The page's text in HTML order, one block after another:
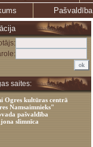
Pašvaldība
saites:
Ogres kultūras centrā
Namsaimnieks"
pašvaldība
slimnīca